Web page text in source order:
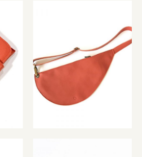
67,00 €
zaha pomelo